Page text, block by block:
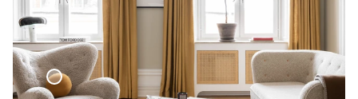
Vävd Linnegardin